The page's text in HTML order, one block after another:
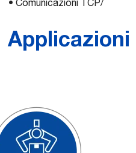
• Comunicazioni TCP/
Applicazioni